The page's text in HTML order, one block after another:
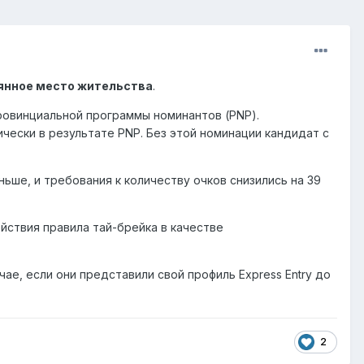
место жительства.
программы номинантов (PNP).
в результате PNP. Без этой номинации кандидат с
и требования к количеству очков снизились на 39
правила тай-брейка в качестве
если они представили свой профиль Express Entry до
2